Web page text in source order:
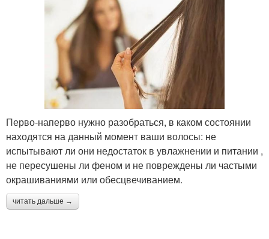
Перво-наперво нужно разобраться, в каком состоянии
находятся на данный момент ваши волосы: не
испытывают ли они недостаток в увлажнении и питании ,
не пересушены ли феном и не повреждены ли частыми
окрашиваниями или обесцвечиванием.
читать дальше →